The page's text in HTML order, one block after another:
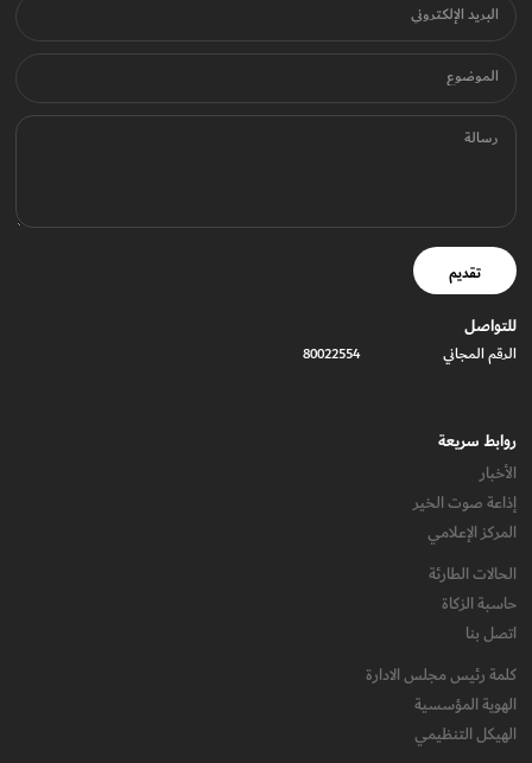
البريد الإلكتروني
الموضوع
رسالة
تقديم
للتواصل
الرقم المجاني 80022554
روابط سريعة
الأخبار
إذاعة صوت الخير
المركز الإعلامي
الحالات الطارئة
حاسبة الزكاة
اتصل بنا
كلمة رئيس مجلس الادارة
الهوية المؤسسية
الهيكل التنظيمي